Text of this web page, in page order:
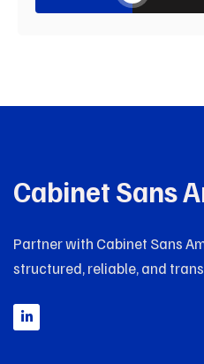
Cabinet Sans
Partner with Cabinet Sans
structured, reliable, and